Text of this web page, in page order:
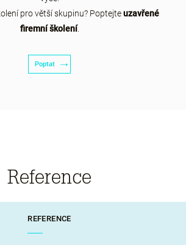
pro větší skupinu? Poptejteuzavřené
firemní školení.
Poptat
Reference
REFERENCE